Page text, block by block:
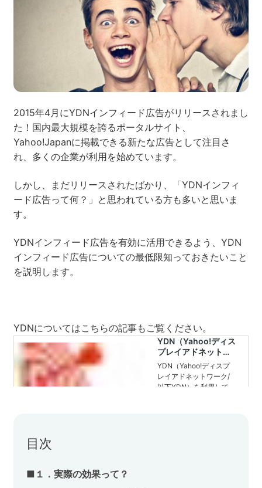
Webサイト構築 EC
ネット市場調査データ フィード広告
SEO ホワイトペーパー
CRM
実績・事例
株式会社メディックス
お問い合わせ
2015年4月にYDNインフィード広告がリリースされまし
た！国内最大規模を誇るポータルサイト、
Yahoo!Japanに掲載できる新たな広告として注目さ
れ、多くの企業が利用を始めています。
しかし、まだリリースされたばかり、「YDNインフィ
ード広告って何？」と思われている方も多いと思いま
す。
YDNインフィード広告を有効に活用できるよう、YDN
インフィード広告についての最低限知っておきたいこと
を説明します。
YDNについてはこちらの記事もご覧ください。
目次
■１．実際の効果って？